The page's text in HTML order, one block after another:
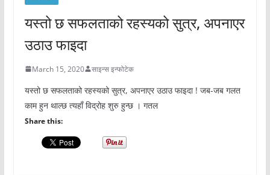
यस्तो छ सफलताको रहस्यको सुत्र, अपनाएर
उठाउ फाइदा
March 15, 2020 साइन्स इन्फोटेक
यस्तो छ सफलताको रहस्यको सुत्र, अपनाएर उठाउ फाइदा ! जब-जब गलत
काम हुन थाल्छ त्यहाँ विद्रोह शुरु हुन्छ । गतल
Share this: